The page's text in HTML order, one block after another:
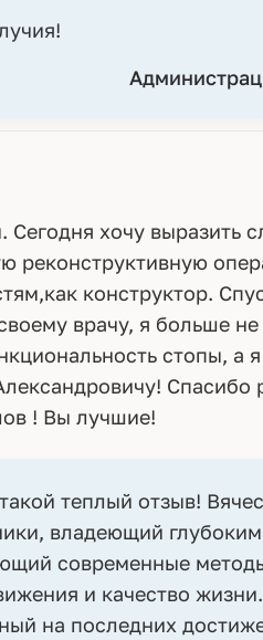
хочу выразить
реконструктивную
конструктор.
врачу, я больше
стопы, а
Спасибо
! Вы лучшие!
теплый отзыв!
владеющий
современные
и качество
на последних